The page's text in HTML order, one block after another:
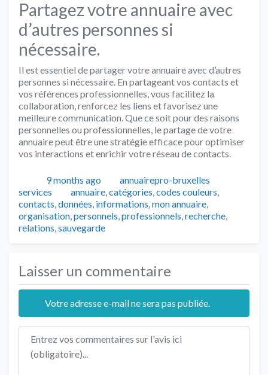
Partagez votre annuaire avec
d’autres personnes si
nécessaire.
Il est essentiel de partager votre annuaire avec d’autres
personnes si nécessaire. En partageant vos contacts et
vos références professionnelles, vous facilitez la
collaboration, renforcez les liens et favorisez une
meilleure communication. Que ce soit pour des raisons
personnelles ou professionnelles, le partage de votre
annuaire peut être une stratégie efficace pour optimiser
vos interactions et enrichir votre réseau de contacts.
Publié9 months ago Auteur
annuairepro-bruxelles
services
Tags
annuaire,catégories,codes couleurs,
contacts,données, informations,mon annuaire,
organisation,personnels,professionnels,recherche,
relations,sauvegarde
Laisser un commentaire
Votre adresse e-mail ne sera pas publiée.
Texte de l'avis